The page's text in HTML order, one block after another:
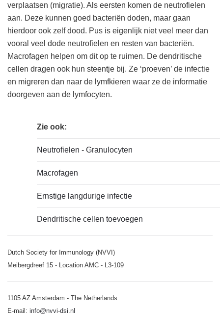
verplaatsen (migratie). Als eersten komen de neutrofielen
aan. Deze kunnen goed bacteriën doden, maar gaan
hierdoor ook zelf dood. Pus is eigenlijk niet veel meer dan
vooral veel dode neutrofielen en resten van bacteriën.
Macrofagen helpen om dit op te ruimen. De dendritische
cellen dragen ook hun steentje bij. Ze ‘proeven’ de infectie
en migreren dan naar de lymfkieren waar ze de informatie
doorgeven aan de lymfocyten.
Zie ook:
Neutrofielen - Granulocyten
Macrofagen
Ernstige langdurige infectie
Dendritische cellen toevoegen
Dutch Society for Immunology (NVVI)
Meibergdreef 15 - Location AMC - L3-109
1105 AZ Amsterdam - The Netherlands
E-mail: info@nvvi-dsi.nl